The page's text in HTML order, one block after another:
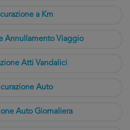
a Km
Annullamento Viaggio
Atti Vandalici
Auto
Auto Giornaliera